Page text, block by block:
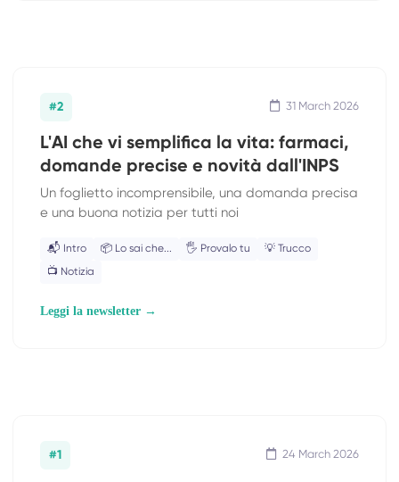
#2 31 March 2026
L'AI che vi semplifica la vita: farmaci,
domande precise e novità dall'INPS
Un foglietto incomprensibile, una domanda precisa
e una buona notizia per tutti noi
📬 Intro 📦 Lo sai che... 🖐 Provalo tu 💡 Trucco
📺 Notizia
Leggi la newsletter →
#1 24 March 2026